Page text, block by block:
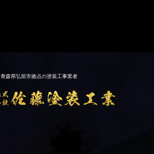
青森県弘前市拠点の塗装工事業者